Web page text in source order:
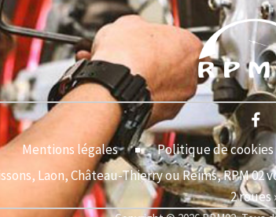
Mentions légales Politique de cookies
Laon, Château-Thierry ou Reims, RPM
2 roues